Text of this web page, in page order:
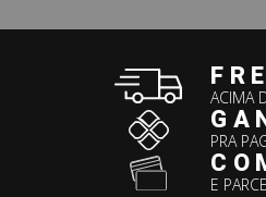
ACIMA
PRA
E